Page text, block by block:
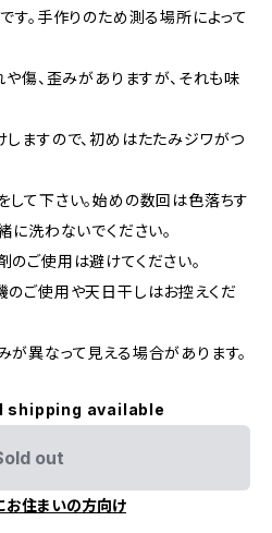
す。手作りのため測る場所によって
傷、歪みがありますが、それも味
ますので、初めはたたみジワがつ
て下さい。始めの数回は色落ちす
に洗わないでください。
ご使用は避けてください。
ご使用や天日干しはお控えくだ
異なって見える場合があります。
shipping available
out
お住まいの方向け